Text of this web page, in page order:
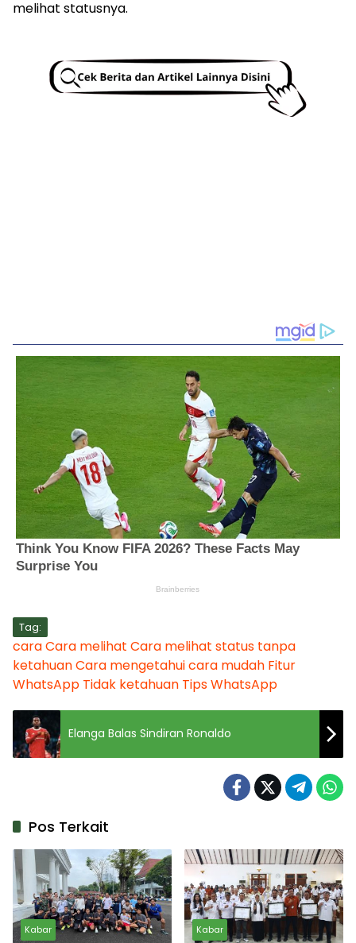
melihat statusnya.
Tag:
caraCara melihat Cara melihat status tanpa
ketahuanCara mengetahuicara mudah Fitur
WhatsApp Tidak ketahuan TipsWhatsApp
Elanga Balas Sindiran Ronaldo
Pos Terkait
Kabar Kabar